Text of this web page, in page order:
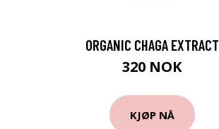
ORGANIC CHAGA EXTRACT
320 NOK
KJØP NÅ